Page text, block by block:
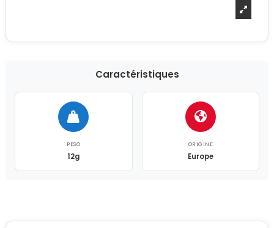
Caractéristiques
PESO
12g
ORIGINE
Europe